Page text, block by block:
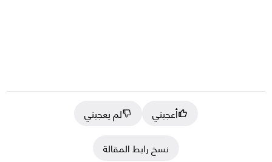
أعجبني
لم يعجبني
نسخ رابط المقالة